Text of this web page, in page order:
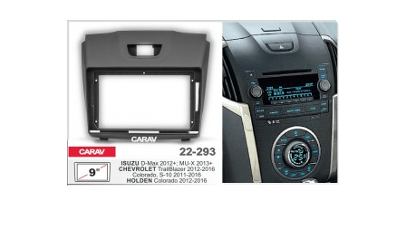
Forenza,Verona 2004-2008